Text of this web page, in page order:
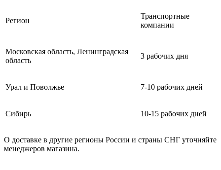
Регион
Транспортные
компании
Московская область, Ленинградская
область
3 рабочих дня
Урал и Поволжье 7-10 рабочих дней
Сибирь 10-15 рабочих дней
О доставке в другие регионы России и страны СНГ уточняйте
менеджеров магазина.